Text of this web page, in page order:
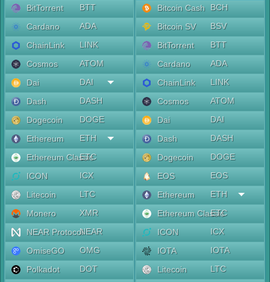
BitTorrent
BTT
Cardano
ADA
ChainLink
LINK
Cosmos
ATOM
Dai
DAI
Dash
DASH
Dogecoin
DOGE
Ethereum
ETH
Ethereum Classic
ETC
ICON
ICX
Litecoin
LTC
Monero
XMR
NEAR ProtocolNEAR
OmiseGO
OMG
Polkadot
DOT
Bitcoin Cash
BCH
Bitcoin SV
BSV
BitTorrent
BTT
Cardano
ADA
ChainLink
LINK
Cosmos
ATOM
Dai
DAI
Dash
DASH
Dogecoin
DOGE
EOS
EOS
Ethereum
ETH
Ethereum Classic
ETC
ICON
ICX
IOTA
IOTA
Litecoin
LTC